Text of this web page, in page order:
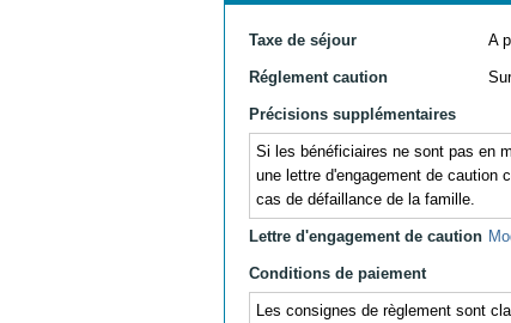
Taxe de séjour A
Réglement caution
Précisions supplémentaires
Si les bénéficiaires ne sont pas en
une lettre d'engagement de caution
cas de défaillance de la famille.
Lettre d'engagement de caution
Conditions de paiement
Les consignes de règlement sont